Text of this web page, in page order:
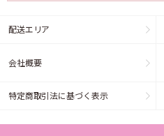
配送エリア
会社概要
特定商取引法に基づく表示